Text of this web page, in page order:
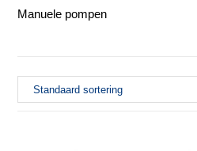
Manuele pompen